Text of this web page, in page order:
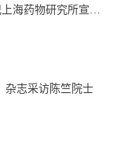
从传统中药材到现代天然植物药——记上海药物研究所宣利江、王逸平等人20年丹参研究
志采访陈竺院士